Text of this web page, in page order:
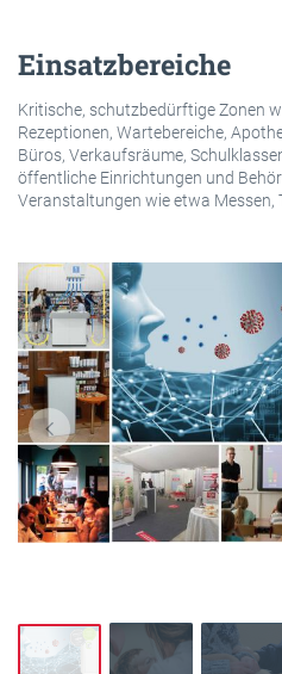
Einsatzbereiche
Kritische, schutzbedürftige Zonen
Rezeptionen, Wartebereiche,
Büros, Verkaufsräume,
öffentliche Einrichtungen und
Veranstaltungen wie etwa Messen,